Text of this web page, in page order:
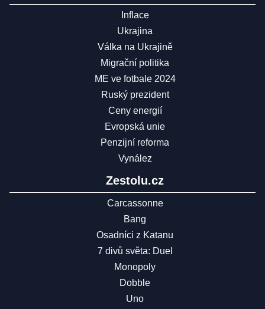
Inflace
Ukrajina
Válka na Ukrajině
Migrační politika
ME ve fotbale 2024
Ruský prezident
Ceny energií
Evropská unie
Penzijní reforma
Vynález
Zestolu.cz
Carcassonne
Bang
Osadníci z Katanu
7 divů světa: Duel
Monopoly
Dobble
Uno